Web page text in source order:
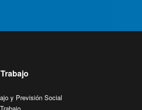
y Previsión Social